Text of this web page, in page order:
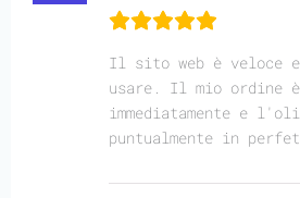
Il sito web è veloce e
usare. Il mio ordine
immediatamente e
puntualmente in